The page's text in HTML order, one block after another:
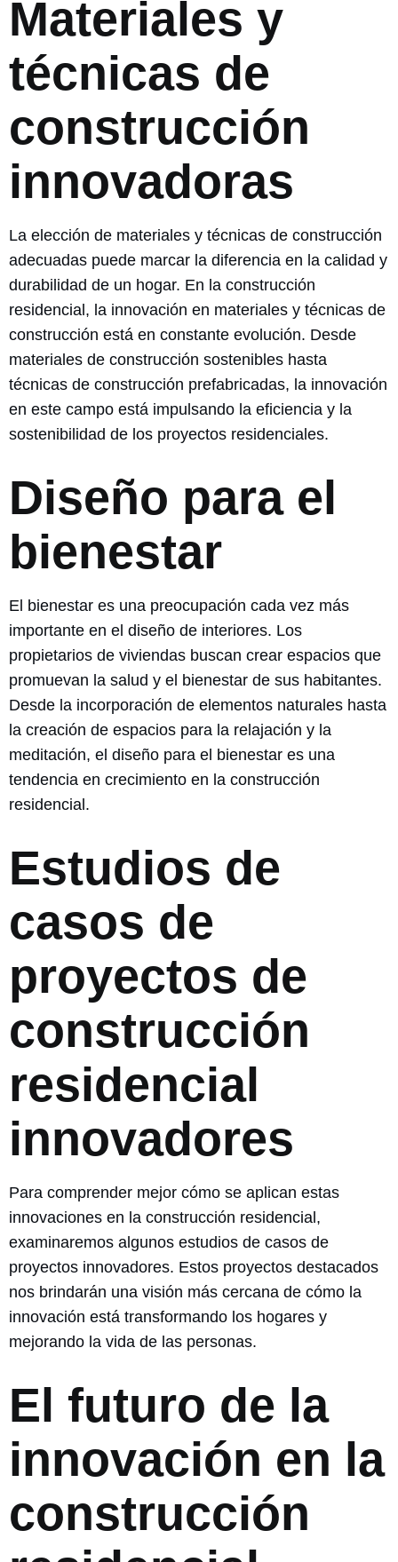
Materiales y
técnicas de
construcción
innovadoras
La elección de materiales y técnicas de construcción
adecuadas puede marcar la diferencia en la calidad y
durabilidad de un hogar. En la construcción
residencial, la innovación en materiales y técnicas de
construcción está en constante evolución. Desde
materiales de construcción sostenibles hasta
técnicas de construcción prefabricadas, la innovación
en este campo está impulsando la eficiencia y la
sostenibilidad de los proyectos residenciales.
Diseño para el
bienestar
El bienestar es una preocupación cada vez más
importante en el diseño de interiores. Los
propietarios de viviendas buscan crear espacios que
promuevan la salud y el bienestar de sus habitantes.
Desde la incorporación de elementos naturales hasta
la creación de espacios para la relajación y la
meditación, el diseño para el bienestar es una
tendencia en crecimiento en la construcción
residencial.
Estudios de
casos de
proyectos de
construcción
residencial
innovadores
Para comprender mejor cómo se aplican estas
innovaciones en la construcción residencial,
examinaremos algunos estudios de casos de
proyectos innovadores. Estos proyectos destacados
nos brindarán una visión más cercana de cómo la
innovación está transformando los hogares y
mejorando la vida de las personas.
El futuro de la
innovación en la
construcción